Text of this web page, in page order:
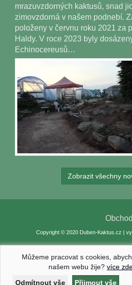
mrazuvzdorných kaktusů, snad
zimovzdorná v našem podnebí.
položeny v červnu roku 2021 za
Haldy. V roce 2023 byly
Echinocereusů…
Zobrazit všechny
Copyright © 2020 Duben-Kaktus.cz |
Můžeme pracovat s cookies,
našem webu žije? více